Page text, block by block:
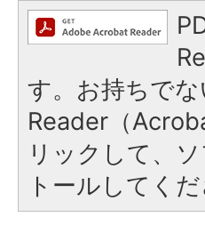
す。お持ちで
Reader（
リックして、
トールしてくだ